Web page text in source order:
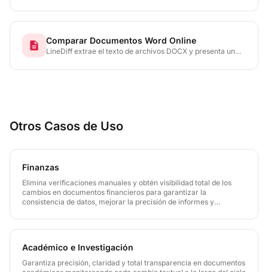
eliminación y modificación — línea por línea, palabra por
palabra, incluso carácter por carácter.
description Comparar Documentos Word Online
LineDiff extrae el texto de archivos DOCX y presenta un
adición, eliminación y modificación — sin necesidad de
Otros Casos de Uso
Finanzas
Elimina verificaciones manuales y obtén visibilidad total de los
cambios en documentos financieros para garantizar la
consistencia de datos, mejorar la precisión de informes y
reportes.
Académico e Investigación
Garantiza precisión, claridad y total transparencia en documentos